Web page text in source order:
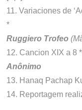
11. Variaciones de
*
Ruggiero Trofeo
12. Cancion XIX a 8
Anônimo
13. Hanaq Pachap
14. Reportagem